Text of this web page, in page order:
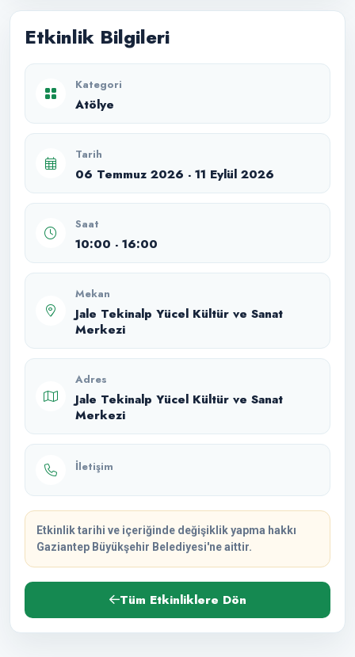
Etkinlik Bilgileri
Kategori
Atölye
Tarih
06 Temmuz 2026 - 11 Eylül 2026
Saat
10:00 - 16:00
Mekan
Jale Tekinalp Yücel Kültür ve Sanat
Merkezi
Adres
Jale Tekinalp Yücel Kültür ve Sanat
Merkezi
İletişim
Etkinlik tarihi ve içeriğinde değişiklik yapma hakkı
Gaziantep Büyükşehir Belediyesi'ne aittir.
Tüm Etkinliklere Dön